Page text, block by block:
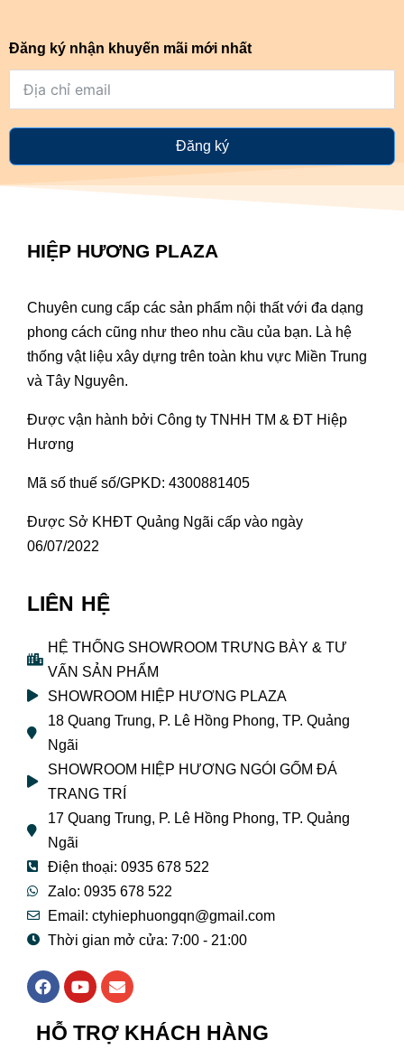
Đăng ký nhận khuyến mãi mới nhất
Đăng ký
HIỆP HƯƠNG PLAZA
Chuyên cung cấp các sản phẩm nội thất với đa dạng
phong cách cũng như theo nhu cầu của bạn. Là hệ
thống vật liệu xây dựng trên toàn khu vực Miền Trung
và Tây Nguyên.
Được vận hành bởi Công ty TNHH TM & ĐT Hiệp
Hương
Mã số thuế số/GPKD: 4300881405
Được Sở KHĐT Quảng Ngãi cấp vào ngày
06/07/2022
LIÊN HỆ
HỆ THỐNG SHOWROOM TRƯNG BÀY & TƯ
VẤN SẢN PHẨM
SHOWROOM HIỆP HƯƠNG PLAZA
18 Quang Trung, P. Lê Hồng Phong, TP. Quảng
Ngãi
SHOWROOM HIỆP HƯƠNG NGÓI GỐM ĐÁ
TRANG TRÍ
17 Quang Trung, P. Lê Hồng Phong, TP. Quảng
Ngãi
Điện thoại: 0935 678 522
Zalo: 0935 678 522
Email: ctyhiephuongqn@gmail.com
Thời gian mở cửa: 7:00 - 21:00
F
a
e
b
Y
o
t
u
E
n
e
l
HỖ TRỢ KHÁCH HÀNG